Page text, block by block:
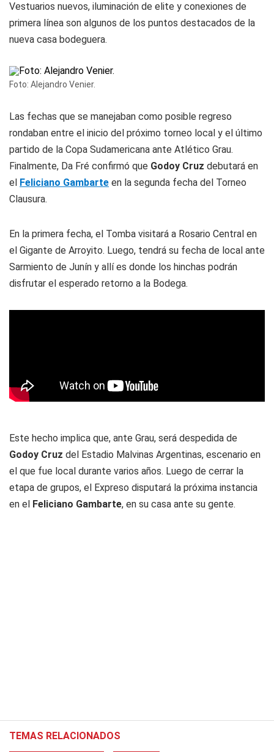
Vestuarios nuevos, iluminación de elite y conexiones de
primera línea son algunos de los puntos destacados de la
nueva casa bodeguera.
Foto: Alejandro Venier.
Las fechas que se manejaban como posible regreso
rondaban entre el inicio del próximo torneo local y el último
partido de la Copa Sudamericana ante Atlético Grau.
Finalmente, Da Fré confirmó que Godoy Cruz debutará en
el Feliciano Gambarte en la segunda fecha del Torneo
Clausura.
En la primera fecha, el Tomba visitará a Rosario Central en
el Gigante de Arroyito. Luego, tendrá su fecha de local ante
Sarmiento de Junín y allí es donde los hinchas podrán
disfrutar el esperado retorno a la Bodega.
Este hecho implica que, ante Grau, será despedida de
Godoy Cruz del Estadio Malvinas Argentinas, escenario en
el que fue local durante varios años. Luego de cerrar la
etapa de grupos, el Expreso disputará la próxima instancia
en el Feliciano Gambarte, en su casa ante su gente.
TEMAS RELACIONADOS